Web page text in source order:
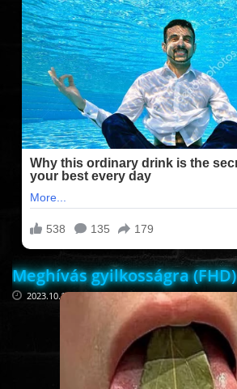
FILMEK (2025-ÖS)
FILMEK (2024-ES)
FILMEK (2023-AS)
FILMEK (2022-ES)
FELIRATOS FILMEK
AKCIÓ
Meghívás gyilkosságra (FHD)
2023.10.14